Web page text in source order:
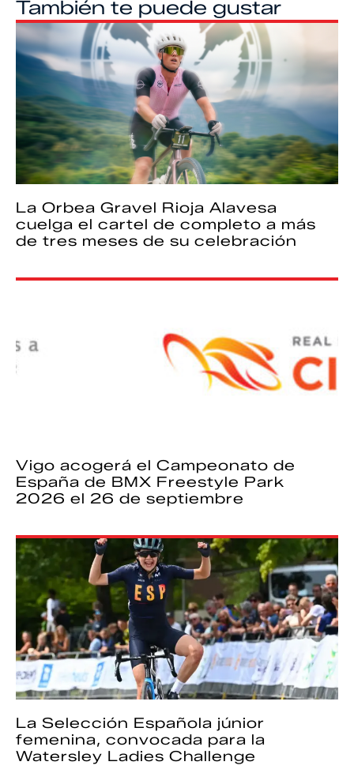
También te puede gustar
La Orbea Gravel Rioja Alavesa
cuelga el cartel de completo a más
de tres meses de su celebración
Vigo acogerá el Campeonato de
España de BMX Freestyle Park
2026 el 26 de septiembre
La Selección Española júnior
femenina, convocada para la
Watersley Ladies Challenge